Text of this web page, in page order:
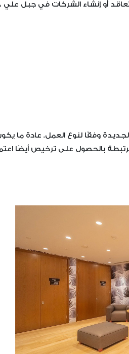
أو إنشاء الشركات في جبل علي
وفقًا لنوع العمل. عادة ما
بالحصول على ترخيص أيضًا